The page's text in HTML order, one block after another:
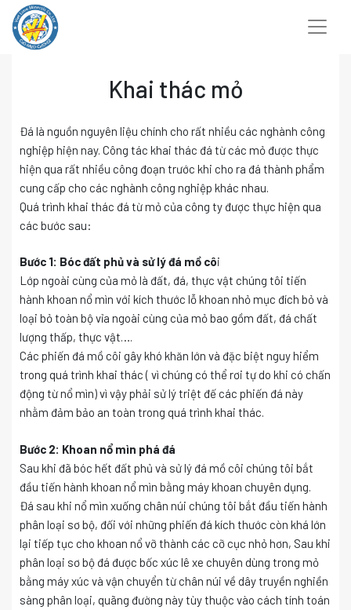
Chuyển
đến
Khai thác mỏ
Đá là nguồn nguyên liệu chính cho rất nhiều các nghành công
nghiệp hiện nay. Công tác khai thác đá từ các mỏ được thực
hiện qua rất nhiều công đoạn trước khi cho ra đá thành phẩm
cung cấp cho các nghành công nghiệp khác nhau.
Quá trình khai thác đá từ mỏ của công ty được thực hiện qua
các bước sau:
Bước 1: Bóc đất phủ và sử lý đá mồ côi
Lớp ngoài cùng của mỏ là đất, đá, thực vật chúng tôi tiến
hành khoan nổ mìn với kích thước lỗ khoan nhỏ mục đích bỏ và
loại bỏ toàn bộ vỉa ngoài cùng của mỏ bao gồm đất, đá chất
lượng thấp, thực vật….
Các phiến đá mồ côi gây khó khăn lớn và đặc biệt nguy hiểm
trong quá trình khai thác ( vì chúng có thể rơi tự do khi có chấn
động từ nổ mìn) vì vậy phải sử lý triệt đế các phiến đá này
nhằm đảm bảo an toàn trong quá trình khai thác.
Bước 2: Khoan nổ mìn phá đá
Sau khi đã bóc hết đất phủ và sử lý đá mồ côi chúng tôi bắt
đầu tiến hành khoan nổ mìn bằng máy khoan chuyên dụng.
Đá sau khi nổ mìn xuống chân núi chúng tôi bắt đầu tiến hành
phân loại sơ bộ, đối với những phiến đá kích thước còn khá lớn
lại tiếp tục cho khoan nổ vỡ thành các cỡ cục nhỏ hơn, Sau khi
phân loại sơ bộ đá được bốc xúc lê xe chuyên dùng trong mỏ
bằng máy xúc và vận chuyển từ chân núi về dây truyền nghiền
sàng phân loại, quãng đường này tùy thuộc vào cách tính toán